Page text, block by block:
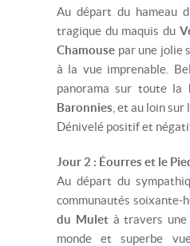
Au départ du hameau
tragique du maquis du
Chamouse par une jolie
à la vue imprenable.
panorama sur toute la
Baronnies , et au loin sur
Dénivelé positif et
Jour 2 : Éourres et le
Au départ du
communautés soixante-
du Muletà travers une
monde et superbe